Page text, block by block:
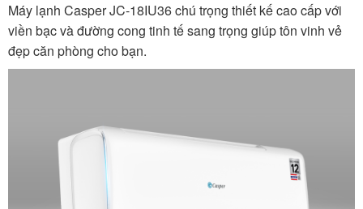
Máy lạnh Casper JC-18IU36 chú trọng thiết kế cao cấp với
viền bạc và đường cong tinh tế sang trọng giúp tôn vinh vẻ
đẹp căn phòng cho bạn.